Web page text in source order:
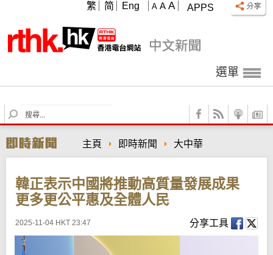
APPS
A A A
繁 简 Eng
選單
S
e
r
c
主頁 即時新聞 大中華
韓正表示中國將推動高質量發展成果
更多更公平惠及全體人民
2025-11-04 HKT 23:47 分享工具